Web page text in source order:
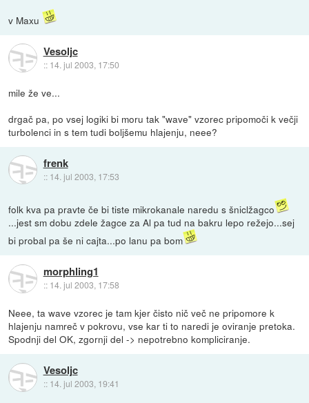
v Maxu
Vesoljc
:: 14. jul 2003, 17:50
mile že ve...
drgač pa, po vsej logiki bi moru tak "wave" vzorec pripomoči k večji
turbolenci in s tem tudi boljšemu hlajenju, neee?
frenk
:: 14. jul 2003, 17:53
folk kva pa pravte če bi tiste mikrokanale naredu s šniclžagco
...jest sm dobu zdele žagce za Al pa tud na bakru lepo režejo...sej
bi probal pa še ni cajta...po lanu pa bom
morphling1
:: 14. jul 2003, 17:58
Neee, ta wave vzorec je tam kjer čisto nič več ne pripomore k
hlajenju namreč v pokrovu, vse kar ti to naredi je oviranje pretoka.
Spodnji del OK, zgornji del -> nepotrebno kompliciranje.
Vesoljc
:: 14. jul 2003, 19:41